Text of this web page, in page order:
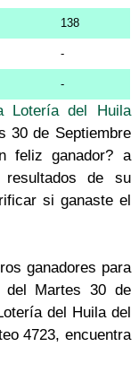
138
-
-
Lotería del Huila
30 de Septiembre
feliz ganador? a
resultados de su
si ganaste el
ganadores para
del Martes 30 de
del Huila del
4723, encuentra